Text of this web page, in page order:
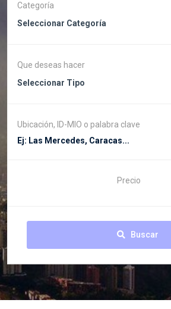
Categoría
Seleccionar Categoría
Que deseas hacer
Seleccionar Tipo
Ubicación, ID-MIO o palabra clave
Precio
Buscar